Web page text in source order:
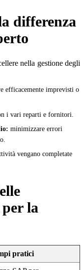
differenza
nella gestione degli
efficacemente imprevisti o
i vari reparti e fornitori.
minimizzare errori
vengano completate
la
pratici